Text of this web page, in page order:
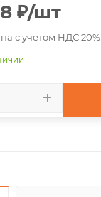
₽/шт
с учетом НДС 20%